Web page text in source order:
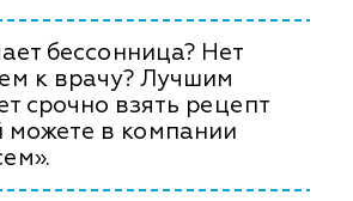
бессонница? Нет
к врачу? Лучшим
срочно взять рецепт
можете в компании